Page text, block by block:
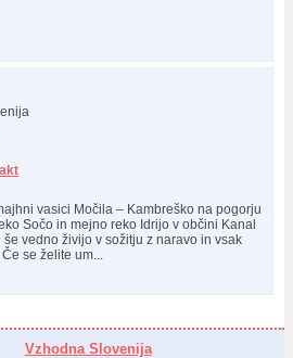
vasici Močila – Kambreško na pogorju
Sočo in mejno reko Idrijo v občini Kanal
vedno živijo v sožitju z naravo in vsak
se želite um...
Vzhodna Slovenija